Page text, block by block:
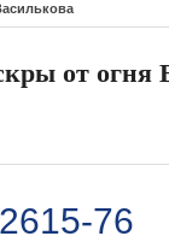
от огня